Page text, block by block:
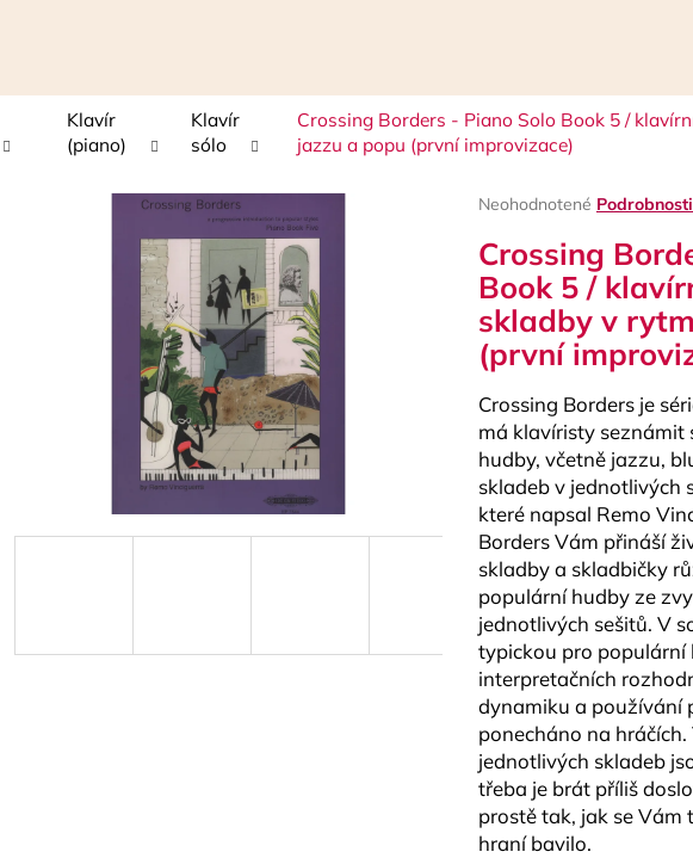
Klavír
(piano)
Klavír
sólo
Crossing Borders - Piano Solo Book 5 /
jazzu a popu (první improvizace)
Priemerné
produktu
je
0,0
z
5
hviezdičiek.
Neohodnotené
Crossing
Book 5 /
skladby v
(první
Crossing Borders je
má klavíristy seznámit
hudby, včetně jazzu,
skladeb v jednotlivých
které napsal Remo
Borders Vám přináší
skladby a skladbičky
populární hudby ze
jednotlivých sešitů. V
typickou pro populární
interpretačních
dynamiku a používání
ponecháno na
jednotlivých skladeb
třeba je brát příliš
prostě tak, jak se Vám
hraní bavilo.
Čo potrebujete nájsť?
HĽADAŤ
Odporúčame
BLUE JUICE VALVE OIL - OLEJ NA
VANDOREN JAVA RED CUT
NA ALT SAXOFÓN